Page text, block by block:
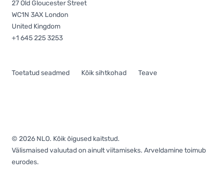
27 Old Gloucester Street
WC1N 3AX London
United Kingdom
+1 645 225 3253
Toetatud seadmed Kõik sihtkohad Teave
© 2026 NLO. Kõik õigused kaitstud.
Välismaised valuutad on ainult viitamiseks. Arveldamine toimub
eurodes.